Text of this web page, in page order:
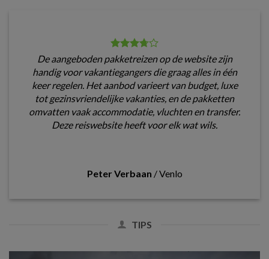
De aangeboden pakketreizen op de website zijn
handig voor vakantiegangers die graag alles in één
keer regelen. Het aanbod varieert van budget, luxe
tot gezinsvriendelijke vakanties, en de pakketten
omvatten vaak accommodatie, vluchten en transfer.
Deze reiswebsite heeft voor elk wat wils.
Peter Verbaan /Venlo
TIPS